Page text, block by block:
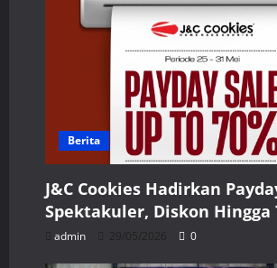
Berita
J&C Cookies Hadirkan
Spektakuler, Diskon Hingga
admin 29/05/2026 0